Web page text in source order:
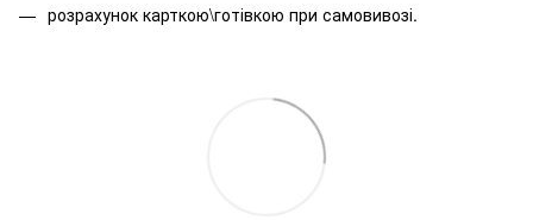
розрахунок карткою\готівкою при самовивозі.